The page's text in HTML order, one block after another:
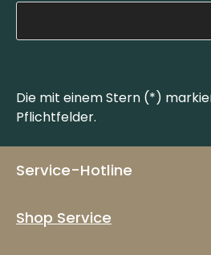
Die mit einem Stern (*)
Pflichtfelder.
Service-Hotline
Shop Service